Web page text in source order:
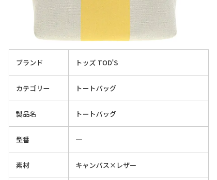
ブランド トッズ TOD'S
カテゴリー トートバッグ
製品名 トートバッグ
型番 ―
素材 キャンバス×レザー